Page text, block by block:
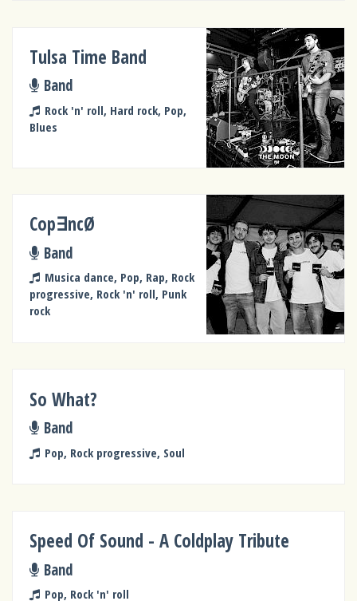
Tulsa Time Band
Band
Rock 'n' roll, Hard rock, Pop,
Blues
Cop∃ncØ
Band
Musica dance, Pop, Rap, Rock
progressive, Rock 'n' roll, Punk
rock
So What?
Band
Pop, Rock progressive, Soul
Speed Of Sound - A Coldplay Tribute
Band
Pop, Rock 'n' roll